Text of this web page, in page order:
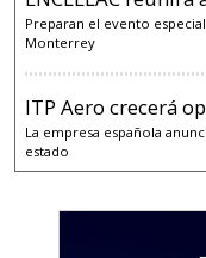
Preparan el evento
Monterrey
ITP Aero crecerá
La empresa española
estado